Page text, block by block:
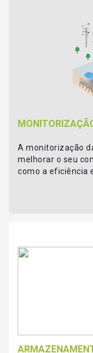
A monitorização
melhorar o seu
como a eficiência